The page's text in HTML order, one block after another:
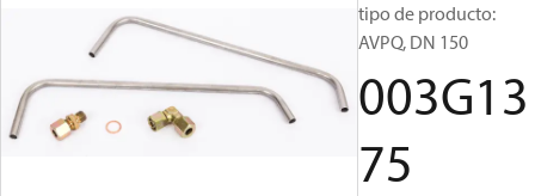
tipo de producto:
AVPQ, DN 150
003G13
75